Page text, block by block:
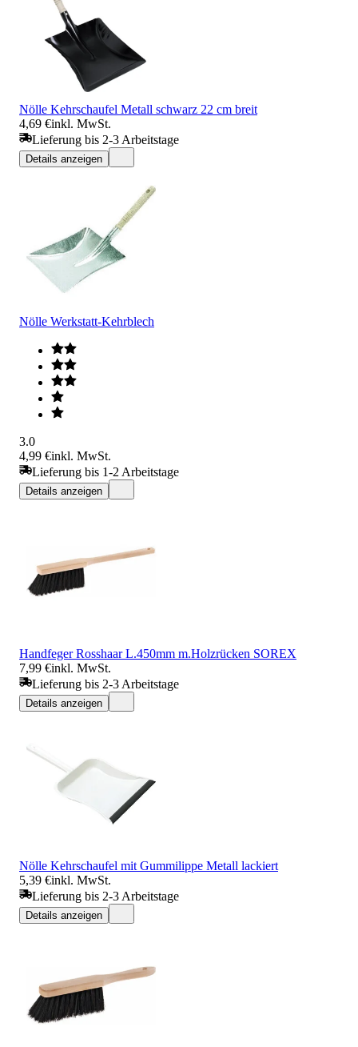
Nölle Kehrschaufel Metall schwarz 22 cm breit
4,69 €inkl. MwSt.
Lieferung bis 2-3 Arbeitstage
Details anzeigen
Nölle Werkstatt-Kehrblech
3.0
4,99 €inkl. MwSt.
Lieferung bis 1-2 Arbeitstage
Details anzeigen
Handfeger Rosshaar L.450mm m.Holzrücken SOREX
7,99 €inkl. MwSt.
Lieferung bis 2-3 Arbeitstage
Details anzeigen
Nölle Kehrschaufel mit Gummilippe Metall lackiert
5,39 €inkl. MwSt.
Lieferung bis 2-3 Arbeitstage
Details anzeigen